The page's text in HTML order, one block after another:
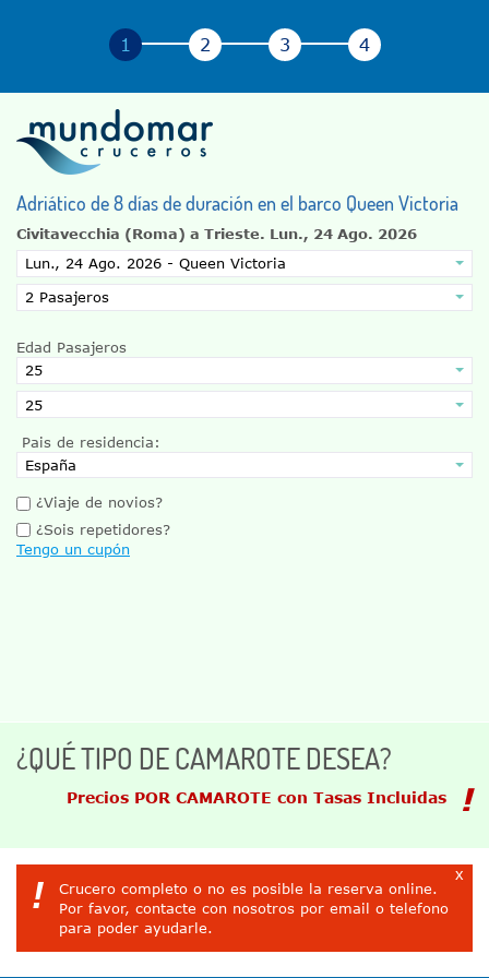
Adriático de 8 días de duración en el barco Queen Victoria
Civitavecchia (Roma) a Trieste. Lun., 24 Ago. 2026
Edad Pasajeros
Pais de residencia:
¿Viaje de novios?
¿Sois repetidores?
Tengo un cupón
¿QUÉ TIPO DE CAMAROTE DESEA?
Precios POR CAMAROTE con Tasas Incluidas
x
!
Crucero completo o no es posible la reserva online.
Por favor, contacte con nosotros por email o telefono
para poder ayudarle.